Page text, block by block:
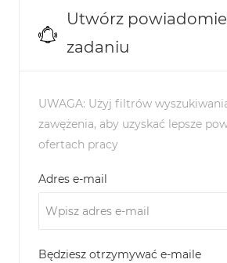
Utwórz
zadaniu
UWAGA: Użyj filtrów
zawężenia, aby uzyskać lepsze
ofertach pracy
Adres e-mail
Będziesz otrzymywać e-maile